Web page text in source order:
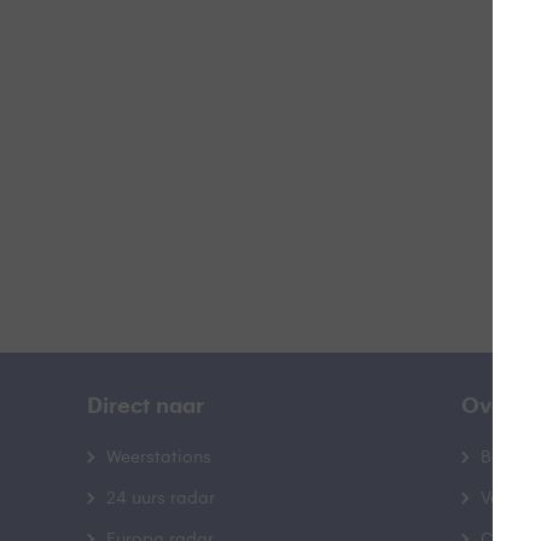
Direct naar
Weerstations
24 uurs radar
Over